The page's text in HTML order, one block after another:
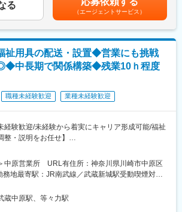
割以上の方が育休を取得しており、お休みが取りや
人口が増えていく中で、介護人材も不足するとさ
介護施設や直接介護を担うサービスの提供が困難
とが懸念されています。
タルサービスは、在宅介護サービスを受けている
用している重要な社会インフラです。介護業界の
文参照
人の方々）への福祉用具の選定・相談を行いま
に用具が利用されているか、アフターフォローま
との信頼関係を構築していく営業活動です。
でなく、ケアマネジャーも気づいていないニーズ
営業を行います。
ベッド関連用具、歩行器、入浴関連用品等
がより良いご利用者様の体験を実現できるという
セスの改善により、生産性を向上し、働きやすい
ルの変革：10万人のご利用者様のデータを蓄積
へサービス展開
)は固定手当を含めた表記です。
る
（エージェントサービス）
祉用具の配送・設置◆営業にも挑戦
中長期で関係構築◆残業10ｈ程度
職種未経験歓迎 業種未経験歓迎
経験歓迎/未経験から着実にキャリア形成可能/福祉
整・説明をお任せ】
用具の配達・調整・説明をお任せします。
運ぶだけではなく、ご利用者様やご家族とのコミ
の中で、新たなニーズをキャッチ→営業へ連携に
や事業への貢献を感じれれます。
中原営業所 URL有住所：神奈川県川崎市中原区
務地最寄駅：JR南武線／武蔵新城駅受動喫煙対
煙変更の範囲：会社の定める事業所（リモートワ
蔵中原駅、等々力駅